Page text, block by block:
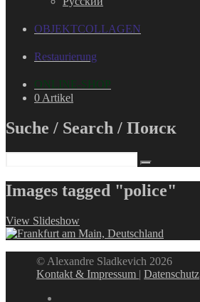
OBJEKTCOLLAGEN
Restaurierung
ONLINE-SHOP
0 Artikel
Suche / Search / Поиск
Images tagged "police"
View Slideshow
© Alexandre Sladkevich 2026
Kontakt & Impressum |Datenschutz